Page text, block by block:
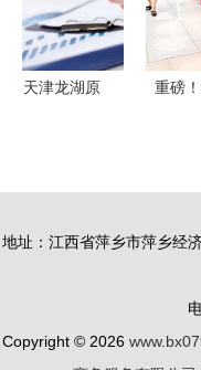
顾
节暨扶
品推介
天津龙湖原
势
重磅
精品项
介活动
推
地址：江西省萍乡市萍乡经
Copyright © 2026